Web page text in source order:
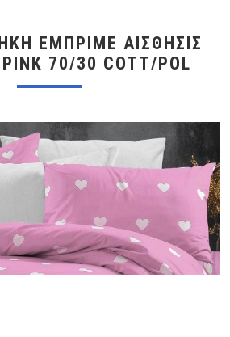
ΕΜΠΡΙΜΈ ΑΊΣΘΗΣΙΣ
70/30 COTT/POL